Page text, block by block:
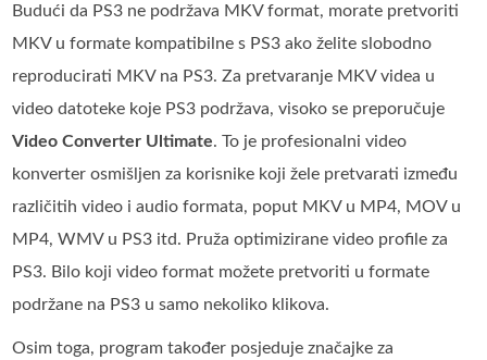
Budući da PS3 ne podržava MKV format, morate pretvoriti
MKV u formate kompatibilne s PS3 ako želite slobodno
reproducirati MKV na PS3. Za pretvaranje MKV videa u
video datoteke koje PS3 podržava, visoko se preporučuje
Video Converter Ultimate. To je profesionalni video
konverter osmišljen za korisnike koji žele pretvarati između
različitih video i audio formata, poput MKV u MP4, MOV u
MP4, WMV u PS3 itd. Pruža optimizirane video profile za
PS3. Bilo koji video format možete pretvoriti u formate
podržane na PS3 u samo nekoliko klikova.
Osim toga, program također posjeduje značajke za